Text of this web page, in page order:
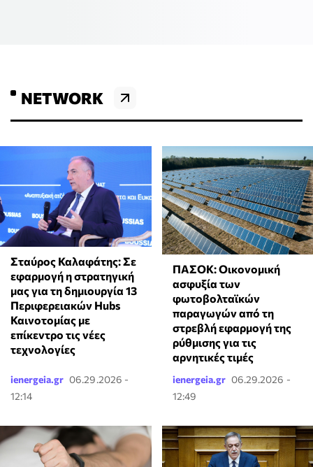
NETWORK
Σταύρος Καλαφάτης: Σε
εφαρμογή η στρατηγική
μας για τη δημιουργία 13
Περιφερειακών Hubs
Καινοτομίας με
επίκεντρο τις νέες
τεχνολογίες
ienergeia.gr 06.29.2026 -
12:14
ΠΑΣΟΚ: Οικονομική
ασφυξία των
φωτοβολταϊκών
παραγωγών από τη
στρεβλή εφαρμογή της
ρύθμισης για τις
αρνητικές τιμές
ienergeia.gr 06.29.2026 -
12:49